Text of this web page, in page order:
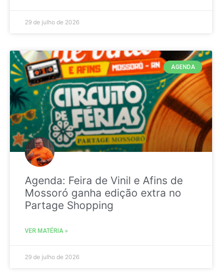
29 de julho de 2026
AGENDA
Agenda: Feira de Vinil e Afins de
Mossoró ganha edição extra no
Partage Shopping
VER MATÉRIA »
29 de julho de 2026